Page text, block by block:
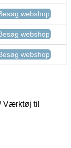
webshop
webshop
webshop
Værktøj til